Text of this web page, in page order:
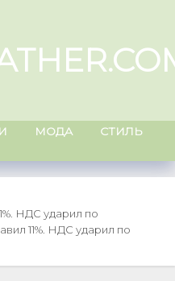
МОДА
СТИЛЬ
НДС ударил по
11%. НДС ударил по